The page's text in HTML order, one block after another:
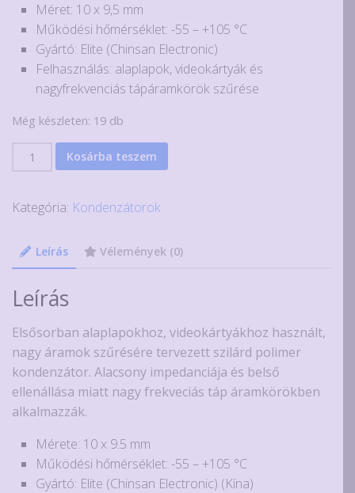
Méret: 10 x 9,5 mm
Működési hőmérséklet: -55 – +105 °C
Gyártó: Elite (Chinsan Electronic)
Felhasználás: alaplapok, videokártyák és
nagyfrekvenciás tápáramkörök szűrése
Még készleten: 19 db
470uF
terhelhetőségű
polimer
kondenzátor
Elite
GP
mennyiség
Kosárba teszem
Kategória: Kondenzátorok
Leírás Vélemények (0)
Leírás
Elsősorban alaplapokhoz, videokártyákhoz használt,
nagy áramok szűrésére tervezett szilárd polimer
kondenzátor. Alacsony impedanciája és belső
ellenállása miatt nagy frekveciás táp áramkörökben
alkalmazzák.
Mérete: 10 x 9.5 mm
Működési hőmérséklet: -55 – +105 °C
Gyártó: Elite (Chinsan Electronic) (Kína)